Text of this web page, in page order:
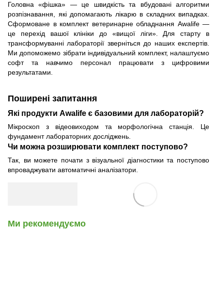
Головна «фішка» — це швидкість та вбудовані алгоритми
розпізнавання, які допомагають лікарю в складних випадках.
Сформоване в комплект ветеринарне обладнання Awalife —
це перехід вашої клініки до «вищої ліги». Для старту в
трансформуванні лабораторії зверніться до наших експертів.
Ми допоможемо зібрати індивідуальний комплект, налаштуємо
софт та навчимо персонал працювати з цифровими
результатами.
Поширені запитання
Які продукти Awalife є базовими для лабораторій?
Мікроскоп з відеовиходом та морфологічна станція. Це
фундамент лабораторних досліджень.
Чи можна розширювати комплект поступово?
Так, ви можете почати з візуальної діагностики та поступово
впроваджувати автоматичні аналізатори.
Ми рекомендуємо